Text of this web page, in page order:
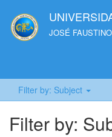
JOSÉ
Filter by: Subject
Filter by: